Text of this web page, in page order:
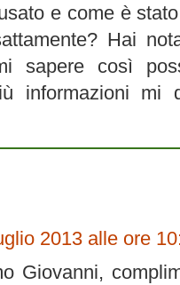
e come è
Hai
sapere così
informazioni
2013 alle ore
Giovanni,